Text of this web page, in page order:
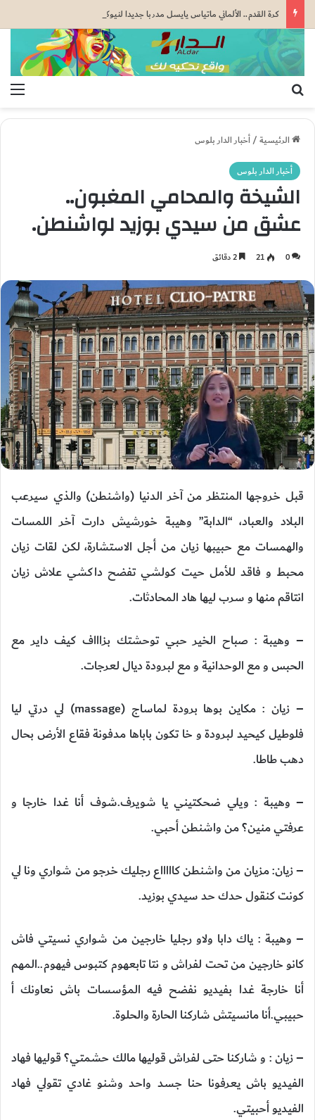
الرئيسية/أخبار الدار بلوس
أخبار الدار بلوس
الشيخة والمحامي المغبون..
عشق من سيدي بوزيد لواشنطن.
0
21
قبل خروجها المنتظر من آخر الدنيا (واشنطن) والذي سيرعب
البلاد والعباد، “الدابة” وهيبة خورشيش دارت آخر اللمسات
والهمسات مع حبيبها زيان من أجل الاستشارة، لكن لقات زيان
محبط و فاقد للأمل حيت كولشي تفضح داكشي علاش زيان
انتاقم منها و سرب ليها هاد المحادثات.
– وهيبة : صباح الخير حبي توحشتك بزاااف كيف داير مع
الحبس و مع الوحدانية و مع لبرودة ديال لعرجات.
– زيان : مكاين بوها برودة لماساج (massage) لي درتي ليا
فلوطيل كيحيد لبرودة و خا تكون باباها مدفونة فقاع الأرض بحال
دهب طاطا.
– وهيبة : ويلي ضحكتيني يا شويرف.شوف أنا غدا خارجا و
عرفتي منين؟ من واشنطن أحبي.
– زيان: مزيان من واشنطن كاااااع رجليك خرجو من شواري ونا لي
كونت كنقول حدك حد سيدي بوزيد.
– وهيبة : ياك دابا ولاو رجليا خارجين من شواري نسيتي فاش
كانو خارجين من تحت لفراش و نتا تابعهوم كتبوس فيهوم..المهم
أنا خارجة غدا بفيديو نفضح فيه المؤسسات باش نعاونك أ
حبيبي.أنا مانسيتش شاركنا الحارة والحلوة.
– زيان : و شاركنا حتى لفراش قوليها مالك حشمتي؟ قوليها فهاد
الفيديو باش يعرفونا حنا جسد واحد وشنو غادي تقولي فهاد
الفيديو أحبيتي.